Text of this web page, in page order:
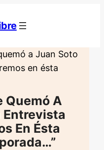
a Juan Soto
en ésta
Quemó A
Entrevista
En Ésta